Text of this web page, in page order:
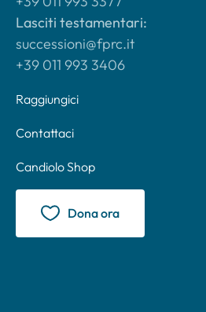
Lasciti testamentari:
successioni@fprc.it
+39 011 993 3406
Raggiungici
Contattaci
Candiolo Shop
Dona ora